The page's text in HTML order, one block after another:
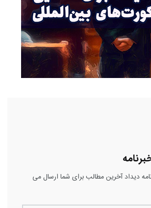
دیداد آخرین مطالب برای شما ارسال می